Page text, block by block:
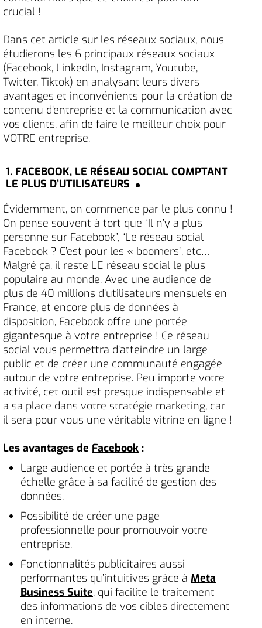
crucial !
Dans cet article sur les réseaux sociaux, nous
étudierons les 6 principaux réseaux sociaux
(Facebook, LinkedIn, Instagram, Youtube,
Twitter, Tiktok) en analysant leurs divers
avantages et inconvénients pour la création de
contenu d’entreprise et la communication avec
vos clients, afin de faire le meilleur choix pour
VOTRE entreprise.
1. FACEBOOK, LE RÉSEAU SOCIAL COMPTANT
LE PLUS D’UTILISATEURS
Évidemment, on commence par le plus connu !
On pense souvent à tort que “Il n’y a plus
personne sur Facebook”, “Le réseau social
Facebook ? C’est pour les « boomers”, etc…
Malgré ça, il reste LE réseau social le plus
populaire au monde. Avec une audience de
plus de 40 millions d’utilisateurs mensuels en
France, et encore plus de données à
disposition, Facebook offre une portée
gigantesque à votre entreprise ! Ce réseau
social vous permettra d’atteindre un large
public et de créer une communauté engagée
autour de votre entreprise. Peu importe votre
activité, cet outil est presque indispensable et
a sa place dans votre stratégie marketing, car
il sera pour vous une véritable vitrine en ligne !
Les avantages de Facebook :
Large audience et portée à très grande
échelle grâce à sa facilité de gestion des
données.
Possibilité de créer une page
professionnelle pour promouvoir votre
entreprise.
Fonctionnalités publicitaires aussi
performantes qu’intuitives grâce à Meta
Business Suite, qui facilite le traitement
des informations de vos cibles directement
en interne.